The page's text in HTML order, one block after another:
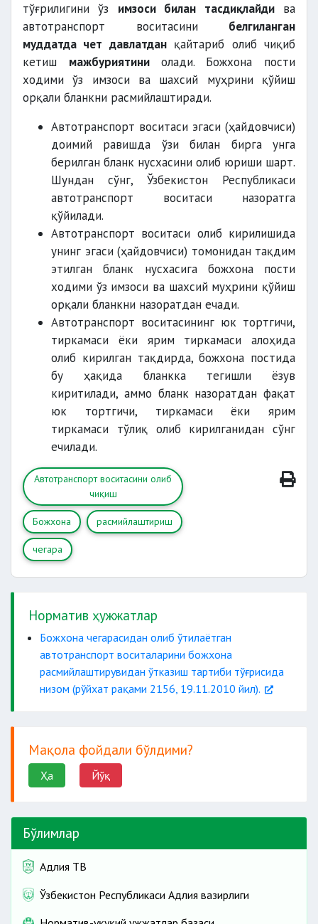
тўғрилигини ўз имзоси билан тасдиқлайдива
автотранспорт воситасини белгиланган
муддатда чет давлатданқайтариб олиб чиқиб
кетиш мажбуриятини олади. Божхона пости
ходими ўз имзоси ва шахсий муҳрини қўйиш
орқали бланкни расмийлаштиради.
Автотранспорт воситаси эгаси (ҳайдовчиси)
доимий равишда ўзи билан бирга унга
берилган бланк нусхасини олиб юриши шарт.
Шундан сўнг, Ўзбекистон Республикаси
автотранспорт воситаси назоратга
қўйилади.
Автотранспорт воситаси олиб кирилишида
унинг эгаси (ҳайдовчиси) томонидан тақдим
этилган бланк нусхасига божхона пости
ходими ўз имзоси ва шахсий муҳрини қўйиш
орқали бланкни назоратдан ечади.
Автотранспорт воситасининг юк тортгичи,
тиркамаси ёки ярим тиркамаси алоҳида
олиб кирилган тақдирда, божхона постида
бу ҳақида бланкка тегишли ёзув
киритилади, аммо бланк назоратдан фақат
юк тортгичи, тиркамаси ёки ярим
тиркамаси тўлиқ олиб кирилганидан сўнг
ечилади.
Автотранспорт воситасини олиб
чиқиш
Божхона расмийлаштириш
чегара
Норматив ҳужжатлар
Божхона чегарасидан олиб ўтилаётган
автотранспорт воситаларини божхона
расмийлаштирувидан ўтказиш тартиби тўғрисида
низом (рўйхат рақами 2156, 19.11.2010 йил).
Мақола фойдали бўлдими?
Ҳа Йўқ
Бўлимлар
Адлия ТВ
Ўзбекистон Республикаси Адлия вазирлиги